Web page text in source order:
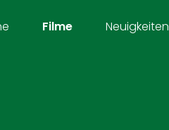
Filme Neuigkeiten